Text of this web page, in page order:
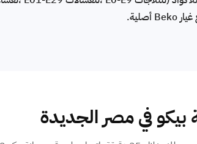
في مصر الجديدة